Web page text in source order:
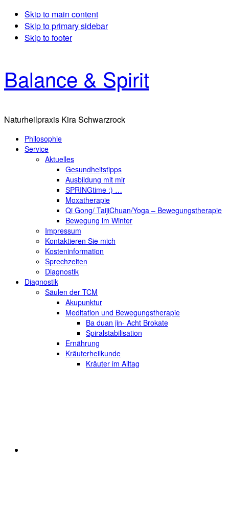
Skip to main content
Skip to primary sidebar
Skip to footer
Balance & Spirit
Naturheilpraxis Kira Schwarzrock
Philosophie
Service
Aktuelles
Gesundheitstipps
Ausbildung mit mir
SPRINGtime :) …
Moxatherapie
Qi Gong/ TaijiChuan/Yoga – Bewegungstherapie
Bewegung im Winter
Impressum
Kontaktieren Sie mich
Kosteninformation
Sprechzeiten
Diagnostik
Diagnostik
Säulen der TCM
Akupunktur
Meditation und Bewegungstherapie
Ba duan jin- Acht Brokate
Spiralstabilisation
Ernährung
Kräuterheilkunde
Kräuter im Alltag